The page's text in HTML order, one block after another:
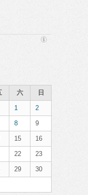
六 日
1 2
8 9
15 16
22 23
29 30